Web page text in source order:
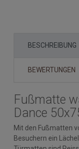
BESCHREIBUNG
BEWERTUNGEN
Fußmatte
Dance
Mit den Fußmatten
Besuchern ein